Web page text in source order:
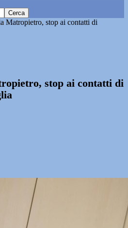
Matropietro, stop ai contatti di
stop ai contatti di